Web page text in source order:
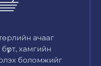
ачааг
хамгийн
боломжийг